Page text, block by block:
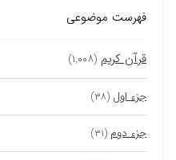
فهرست موضوعی
قرآن کریم (۱,۰۰۸)
جزء اول (۳۸)
جزء دوم (۳۱)